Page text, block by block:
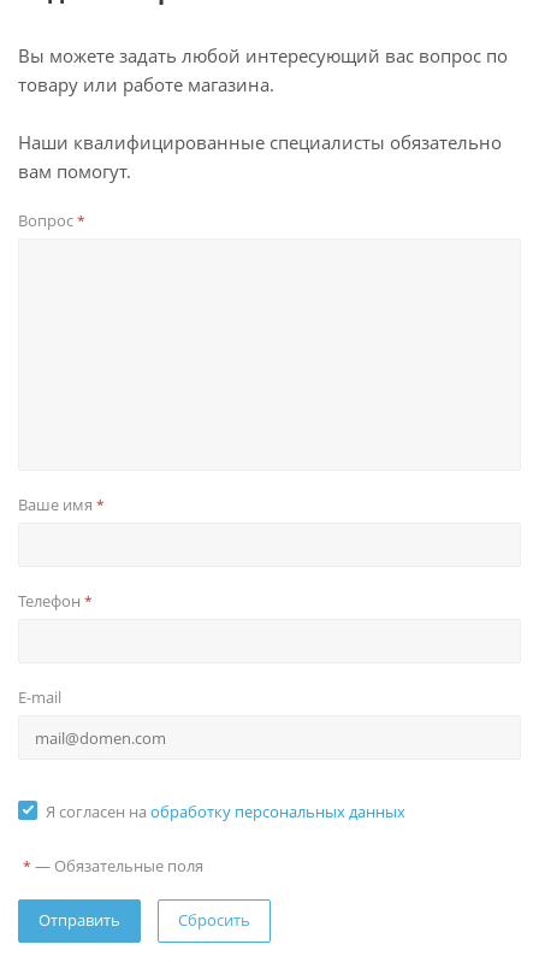
Вы можете задать любой интересующий вас вопрос по
товару или работе магазина.
Наши квалифицированные специалисты обязательно
вам помогут.
Вопрос*
Ваше имя *
Телефон *
E-mail
Я согласен на обработку персональных данных
* — Обязательные поля
Сбросить